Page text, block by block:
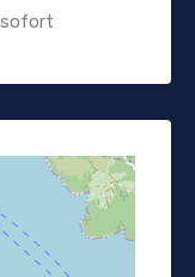
sofort